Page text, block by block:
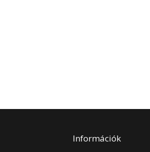
Információk